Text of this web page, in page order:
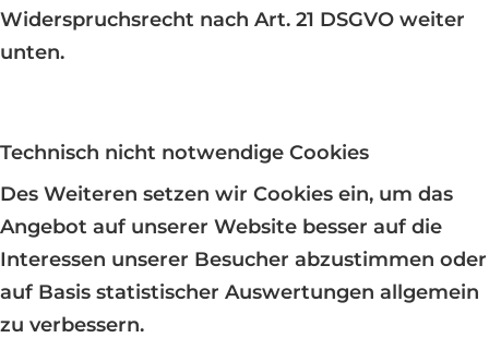
Widerspruchsrecht nach Art. 21 DSGVO weiter
unten.
Technisch nicht notwendige Cookies
Des Weiteren setzen wir Cookies ein, um das
Angebot auf unserer Website besser auf die
Interessen unserer Besucher abzustimmen oder
auf Basis statistischer Auswertungen allgemein
zu verbessern.